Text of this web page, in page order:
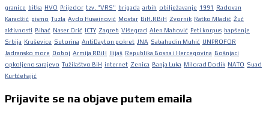
granice bitka HVO Prijedor tzv. "VRS" brigada arbih obilježavanje 1991
Radovan
Karadžić pismo Tuzla Avdo Huseinović Mostar BiH.RBiH Zvornik Ratko Mladić Žuč
aktivnosti Bihać Naser Orić ICTY Zagreb Višegrad Alen Mahović Peti korpus hapšenje
Srbija Kruševice Sutorina AntiDayton pokret JNA Sabahudin Muhić UNPROFOR
Jadransko more Doboj Armija RBiH Ilijaš Republika Bosna i Hercegovina Bošnjaci
opkoljeno sarajevo Tužilaštvo BiH internet Zenica Banja Luka Milorad Dodik NATO Suad
Kurtćehajić
Prijavite se na objave putem emaila